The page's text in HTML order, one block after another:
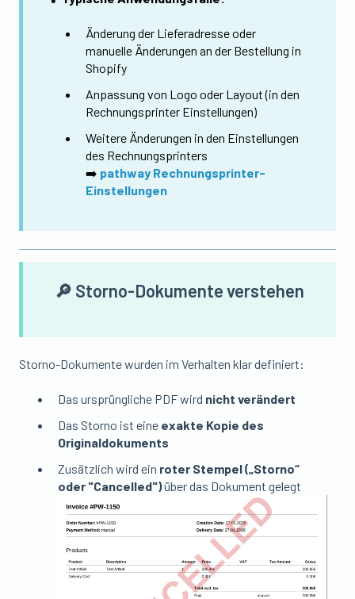
Änderung der Lieferadresse oder
manuelle Änderungen an der Bestellung in
Shopify
Anpassung von Logo oder Layout (in den
Rechnungsprinter Einstellungen)
Weitere Änderungen in den Einstellungen
des Rechnungsprinters
➡️ pathway Rechnungsprinter-
Einstellungen
🔎 Storno-Dokumente verstehen
Storno-Dokumente wurden im Verhalten klar definiert:
Das ursprüngliche PDF wird nicht verändert
Das Storno ist eine exakte Kopie des
Originaldokuments
Zusätzlich wird ein roter Stempel („Storno“
oder "Cancelled")über das Dokument gelegt